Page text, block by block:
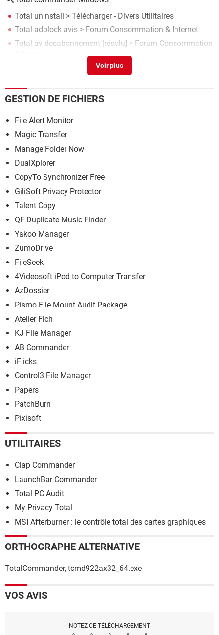
Total uninstall > Télécharger - Divers Utilitaires
Total adblock avis > Forum Consommation & Internet
Total av desabonnement [résolu] > Forum Consommation
> Télécharger - Antivirus &
GROUPÉ.] [résolu] >Forum Consommation & Internet
GESTION DE FICHIERS
File Alert Monitor
Magic Transfer
Manage Folder Now
DualXplorer
CopyTo Synchronizer Free
GiliSoft Privacy Protector
Talent Copy
QF Duplicate Music Finder
Yakoo Manager
ZumoDrive
FileSeek
4Videosoft iPod to Computer Transfer
AzDossier
Pismo File Mount Audit Package
Atelier Fich
KJ File Manager
AB Commander
iFlicks
Control3 File Manager
Papers
PatchBurn
Pixisoft
UTILITAIRES
Clap Commander
LaunchBar Commander
Total PC Audit
My Privacy Total
MSI Afterburner : le contrôle total des cartes graphiques
ORTHOGRAPHE ALTERNATIVE
TotalCommander, tcmd922ax32_64.exe
VOS AVIS
NOTEZ CE TÉLÉCHARGEMENT